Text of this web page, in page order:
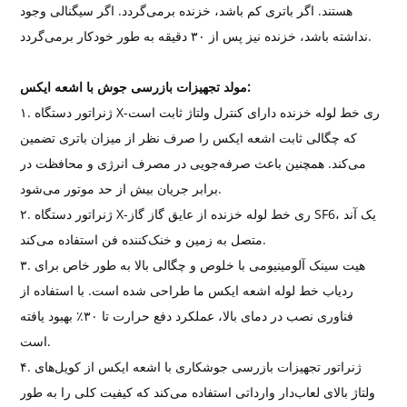
هستند. اگر باتری کم باشد، خزنده برمی‌گردد. اگر سیگنالی وجود
نداشته باشد، خزنده نیز پس از ۳۰ دقیقه به طور خودکار برمی‌گردد.
مولد تجهیزات بازرسی جوش با اشعه ایکس:
۱. ژنراتور دستگاه X-ری خط لوله خزنده دارای کنترل ولتاژ ثابت است
که چگالی ثابت اشعه ایکس را صرف نظر از میزان باتری تضمین
می‌کند. همچنین باعث صرفه‌جویی در مصرف انرژی و محافظت در
برابر جریان بیش از حد موتور می‌شود.
۲. ژنراتور دستگاه X-ری خط لوله خزنده از عایق گاز گاز SF6، یک آند
متصل به زمین و خنک‌کننده فن استفاده می‌کند.
۳. هیت سینک آلومینیومی با خلوص و چگالی بالا به طور خاص برای
ردیاب خط لوله اشعه ایکس ما طراحی شده است. با استفاده از
فناوری نصب در دمای بالا، عملکرد دفع حرارت تا ۳۰٪ بهبود یافته
است.
۴. ژنراتور تجهیزات بازرسی جوشکاری با اشعه ایکس از کویل‌های
ولتاژ بالای لعاب‌دار وارداتی استفاده می‌کند که کیفیت کلی را به طور